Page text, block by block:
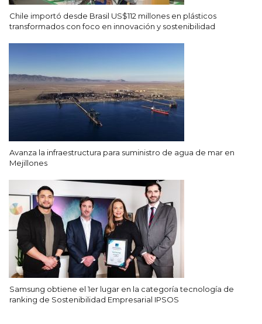
Chile importó desde Brasil US$112 millones en plásticos
transformados con foco en innovación y sostenibilidad
Avanza la infraestructura para suministro de agua de mar en
Mejillones
Samsung obtiene el 1er lugar en la categoría tecnología de
ranking de Sostenibilidad Empresarial IPSOS